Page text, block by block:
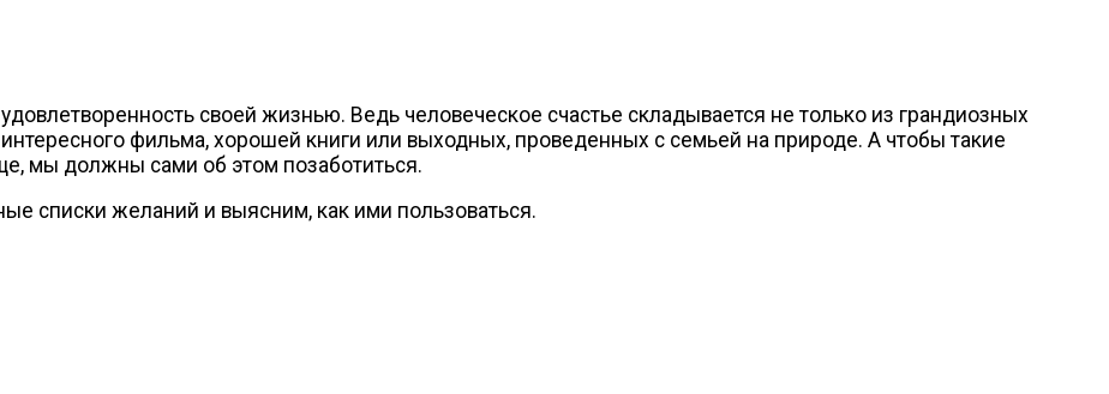
своей жизнью. Ведь человеческое счастье складывается не только из грандиозных
фильма, хорошей книги или выходных, проведенных с семьей на природе. А чтобы такие
мы должны сами об этом позаботиться.
списки желаний и выясним, как ими пользоваться.